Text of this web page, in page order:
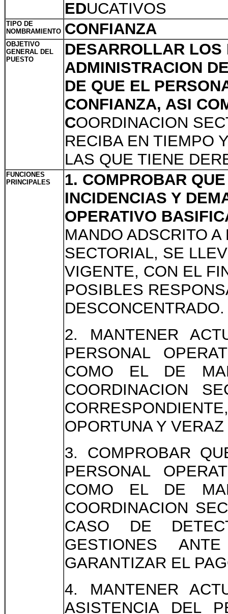
EDUCATIVOS
TIPO DE
NOMBRAMIENTO CONFIANZA
OBJETIVO
GENERAL DEL
PUESTO
DESARROLLAR LOS
ADMINISTRACION
DE QUE EL
CONFIANZA, ASI
COORDINACION
RECIBA EN TIEMPO
LAS QUE TIENE
FUNCIONES
PRINCIPALES
1. COMPROBAR
INCIDENCIAS Y
OPERATIVO
MANDO ADSCRITO
SECTORIAL, SE
VIGENTE, CON EL
POSIBLES
DESCONCENTRADO.
2. MANTENER
PERSONAL
COMO EL DE
COORDINACION
OPORTUNA Y
3. COMPROBAR
PERSONAL
COMO EL DE
COORDINACION
CASO DE
GESTIONES
GARANTIZAR EL
4. MANTENER
ASISTENCIA DEL